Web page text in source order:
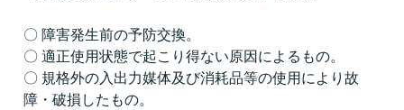
〇 障害発生前の予防交換。
〇 適正使用状態で起こり得ない原因によるもの。
〇 規格外の入出力媒体及び消耗品等の使用により故
障・破損したもの。